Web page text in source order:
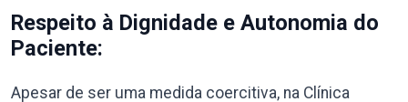
Respeito à Dignidade e Autonomia do
Paciente:
Apesar de ser uma medida coercitiva, na Clínica